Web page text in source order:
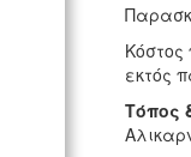
εκτός
Τόπος